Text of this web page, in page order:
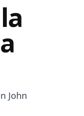
John